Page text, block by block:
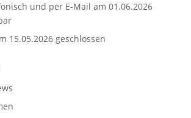
und per E-Mail am 01.06.2026
15.05.2026 geschlossen